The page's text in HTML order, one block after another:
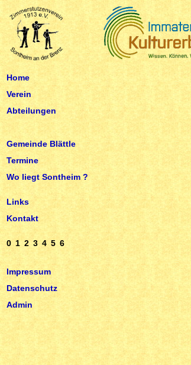
Home
Verein
Abteilungen
Gemeinde Blättle
Termine
Wo liegt Sontheim ?
Links
Kontakt
Impressum
Datenschutz
Admin